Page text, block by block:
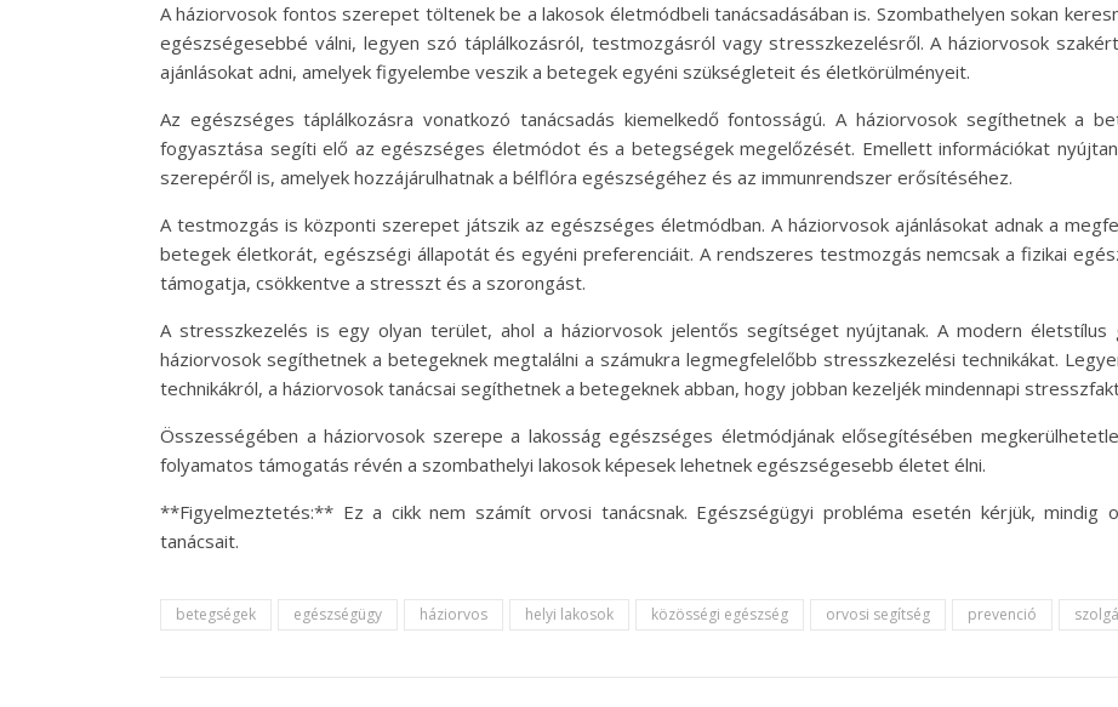
A háziorvosok fontos szerepet töltenek be a lakosok életmódbeli tanácsadásában is. Szombathelyen sokan
egészségesebbé válni, legyen szó táplálkozásról, testmozgásról vagy stresszkezelésről. A háziorvosok
ajánlásokat adni, amelyek figyelembe veszik a betegek egyéni szükségleteit és életkörülményeit.
Az egészséges táplálkozásra vonatkozó tanácsadás kiemelkedő fontosságú. A háziorvosok segíthetnek a
fogyasztása segíti elő az egészséges életmódot és a betegségek megelőzését. Emellett információkat
szerepéről is, amelyek hozzájárulhatnak a bélflóra egészségéhez és az immunrendszer erősítéséhez.
A testmozgás is központi szerepet játszik az egészséges életmódban. A háziorvosok ajánlásokat adnak a
betegek életkorát, egészségi állapotát és egyéni preferenciáit. A rendszeres testmozgás nemcsak a fizikai
támogatja, csökkentve a stresszt és a szorongást.
A stresszkezelés is egy olyan terület, ahol a háziorvosok jelentős segítséget nyújtanak. A modern
háziorvosok segíthetnek a betegeknek megtalálni a számukra legmegfelelőbb stresszkezelési technikákat.
technikákról, a háziorvosok tanácsai segíthetnek a betegeknek abban, hogy jobban kezeljék mindennapi
Összességében a háziorvosok szerepe a lakosság egészséges életmódjának elősegítésében
folyamatos támogatás révén a szombathelyi lakosok képesek lehetnek egészségesebb életet élni.
**Figyelmeztetés:** Ez a cikk nem számít orvosi tanácsnak. Egészségügyi probléma esetén kérjük, mindig
tanácsait.
betegségek egészségügy háziorvos helyi lakosok közösségi egészség orvosi segítség prevenció